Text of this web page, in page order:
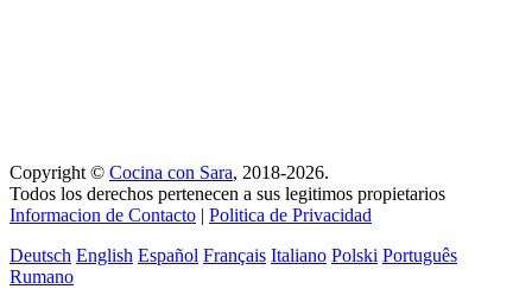
Copyright © Cocina con Sara, 2018-2026.
Todos los derechos pertenecen a sus legitimos propietarios
Informacion de Contacto | Politica de Privacidad
Deutsch English Español Français Italiano Polski Português
Rumano